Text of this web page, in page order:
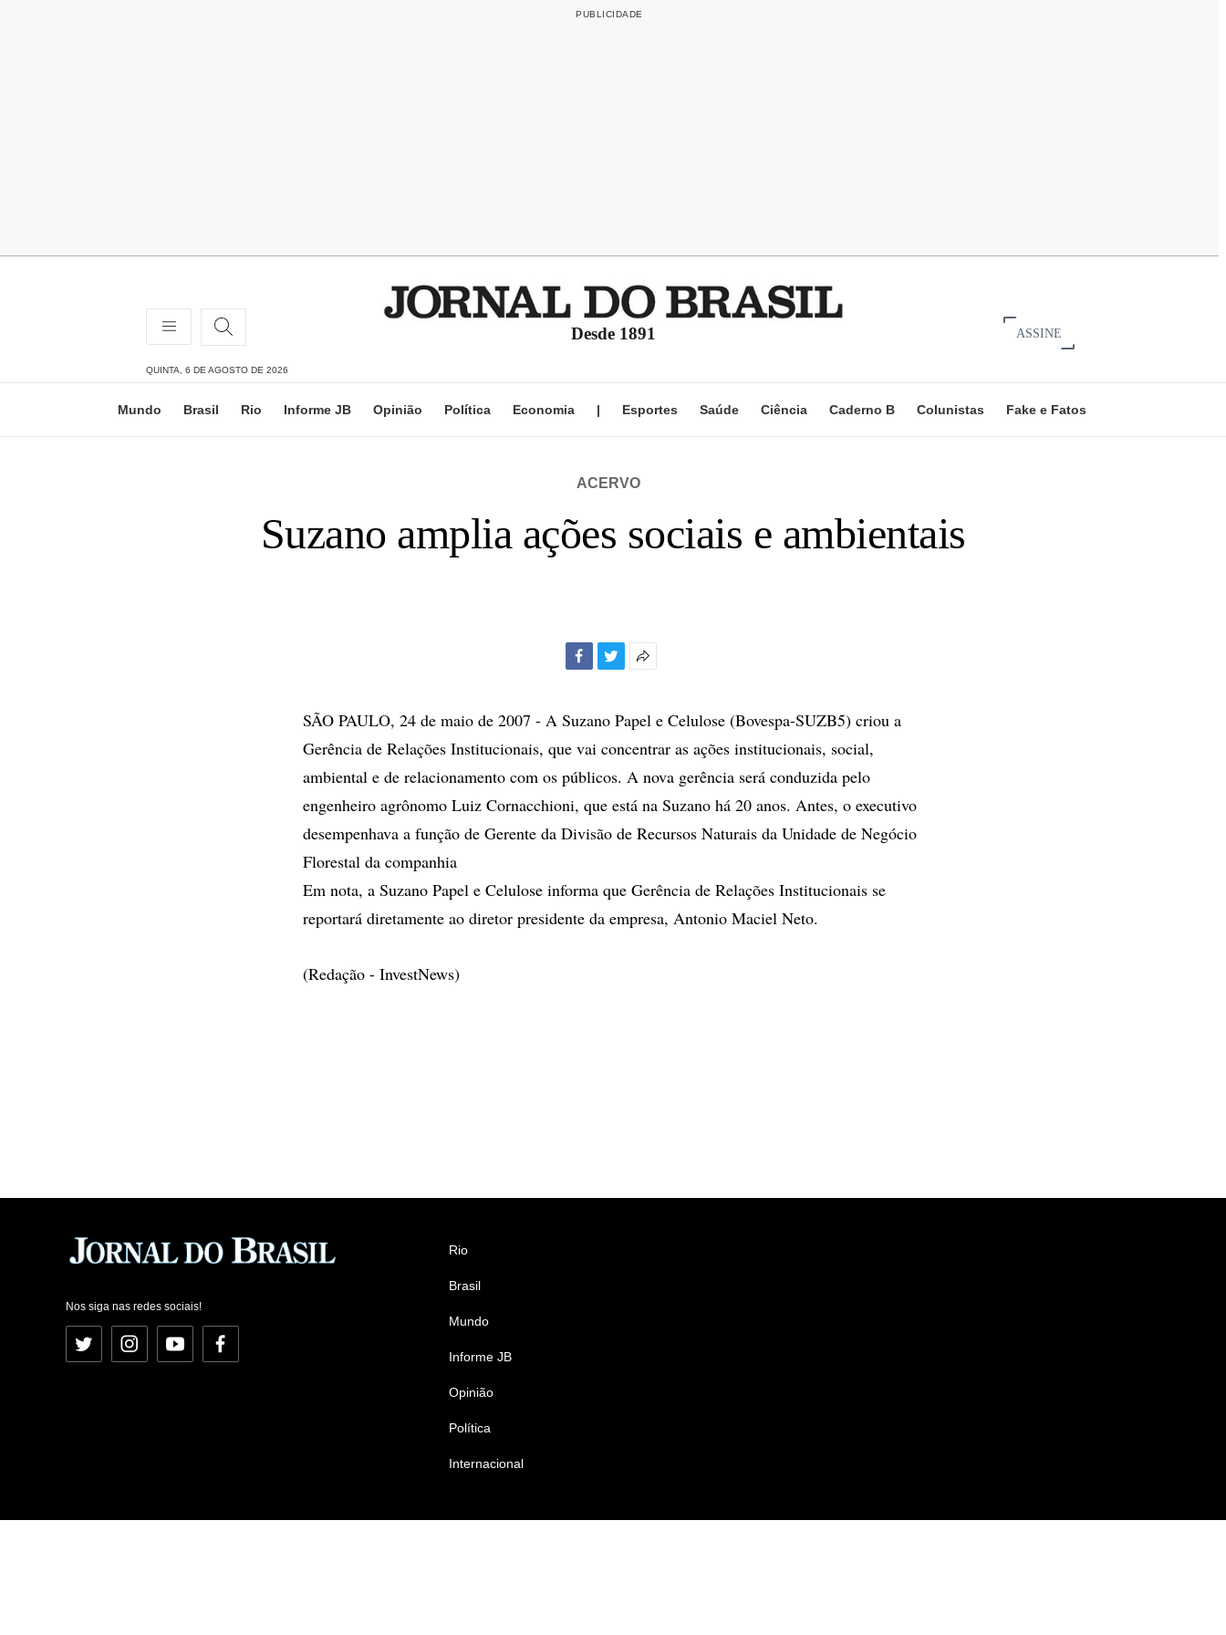
Desde 1891 ASSINE
QUINTA, 6 DE AGOSTO DE 2026
Mundo Brasil Rio Informe JB Opinião Política Economia | Esportes Saúde Ciência Caderno B Colunistas Fake e Fatos
ACERVO
Suzano amplia ações sociais e ambientais
compartilhamento
SÃO PAULO, 24 de maio de 2007 - A Suzano Papel e Celulose (Bovespa-SUZB5) criou a
Gerência de Relações Institucionais, que vai concentrar as ações institucionais, social,
ambiental e de relacionamento com os públicos. A nova gerência será conduzida pelo
engenheiro agrônomo Luiz Cornacchioni, que está na Suzano há 20 anos. Antes, o executivo
desempenhava a função de Gerente da Divisão de Recursos Naturais da Unidade de Negócio
Florestal da companhia
Em nota, a Suzano Papel e Celulose informa que Gerência de Relações Institucionais se
reportará diretamente ao diretor presidente da empresa, Antonio Maciel Neto.
(Redação - InvestNews)
Nos siga nas redes sociais!
Twitter InstagramYouTubeFacebook
Rio
Brasil
Mundo
Informe JB
Opinião
Política
Internacional